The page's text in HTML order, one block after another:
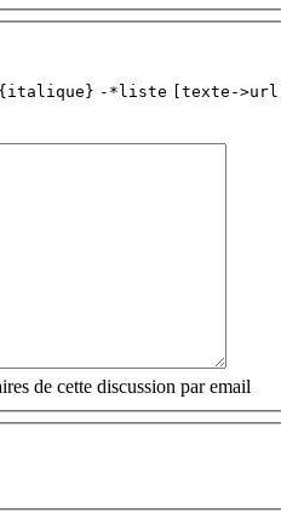
{italique} -*liste [texte->url]
de cette discussion par email